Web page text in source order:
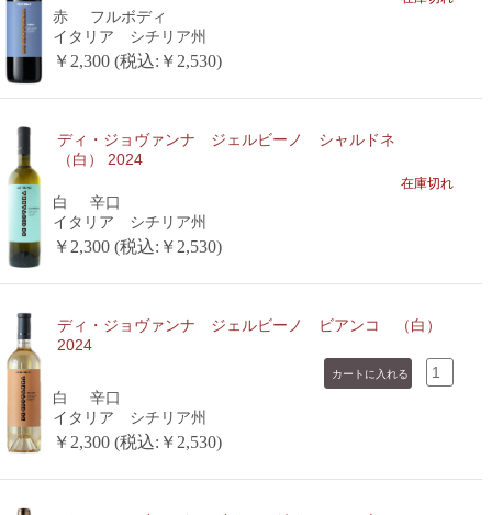
赤
フルボディ
イタリア シチリア州
￥2,300 (税込:￥2,530)
ディ・ジョヴァンナ ジェルビーノ シャルドネ
（白） 2024
在庫切れ
白
辛口
イタリア シチリア州
￥2,300 (税込:￥2,530)
ディ・ジョヴァンナ ジェルビーノ ビアンコ （白）
2024
白
辛口
イタリア シチリア州
￥2,300 (税込:￥2,530)